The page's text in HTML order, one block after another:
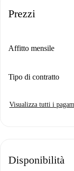
Prezzi
Affitto mensile
Tipo di contratto
Visualizza tutti i
Disponibilità